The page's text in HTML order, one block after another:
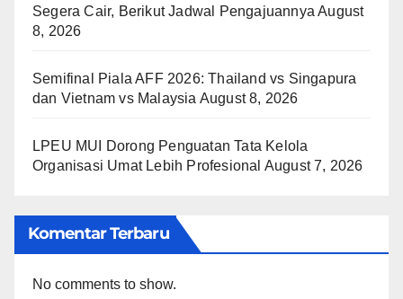
Segera Cair, Berikut Jadwal Pengajuannya August
8, 2026
Semifinal Piala AFF 2026: Thailand vs Singapura
dan Vietnam vs Malaysia August 8, 2026
LPEU MUI Dorong Penguatan Tata Kelola
Organisasi Umat Lebih Profesional August 7, 2026
Komentar Terbaru
No comments to show.